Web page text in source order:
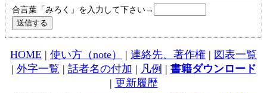
合言葉「みろく」を入力して下さい→
HOME | 使い方（note） | 連絡先、著作権 | 図表一覧
| 外字一覧 | 話者名の付加 | 凡例 | 書籍ダウンロード
| 更新履歴